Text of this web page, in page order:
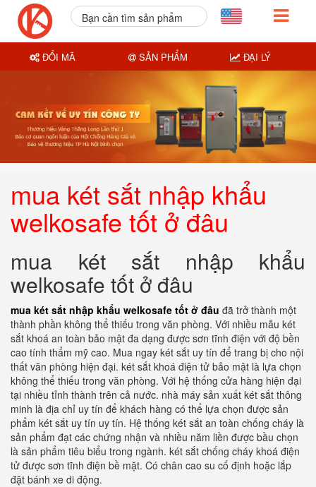
mua két sắt nhập khẩu
welkosafe tốt ở đâu
mua két sắt nhập khẩu
welkosafe tốt ở đâu
mua két sắt nhập khẩu welkosafe tốt ở đâu đã trở thành một
thành phần không thể thiếu trong văn phòng. Với nhiều mẫu két
sắt khoá an toàn bảo mật đa dạng được sơn tĩnh điện với độ bền
cao tính thẩm mỹ cao. Mua ngay két sắt uy tín để trang bị cho nội
thất văn phòng hiện đại. két sắt khoá điện tử bảo mật là lựa chọn
không thể thiếu trong văn phòng. Với hệ thống cửa hàng hiện đại
tại nhiều tỉnh thành trên cả nước. nhà máy sản xuất két sắt thông
minh là địa chỉ uy tín để khách hàng có thể lựa chọn được sản
phẩm két sắt uy tín uy tín. Hệ thống két sắt an toàn chống cháy là
sản phẩm đạt các chứng nhận và nhiều năm liền được bầu chọn
là sản phẩm tiêu biểu trong ngành. két sắt chống cháy khoá điện
tử được sơn tĩnh điện bề mặt. Có chân cao su cố định hoặc lắp
đặt bánh xe di động.
Bạn cần tìm sản phẩm
ĐỔI MÃ SẢN PHẨM ĐẠI LÝ